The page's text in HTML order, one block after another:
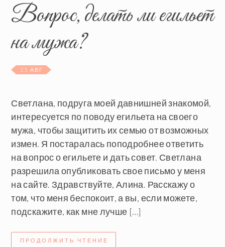
Вопрос, делать ли егильет
на мужа?
25 АВГ
Светлана, подруга моей давнишней знакомой,
интересуется по поводу егильета на своего
мужа, чтобы защитить их семью от возможных
измен. Я постаралась поподробнее ответить
на вопрос о егильете и дать совет. Светлана
разрешила опубликовать свое письмо у меня
на сайте. Здравствуйте, Алина. Расскажу о
том, что меня беспокоит, а вы, если можете,
подскажите, как мне лучше […]
ПРОДОЛЖИТЬ ЧТЕНИЕ